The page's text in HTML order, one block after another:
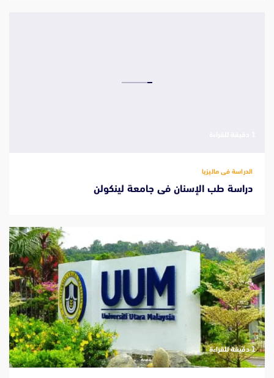
الدراسة فى ماليزيا
دراسة طب الإسنان فى جامعة لينكولن
‫1 دقيقة للقراءة